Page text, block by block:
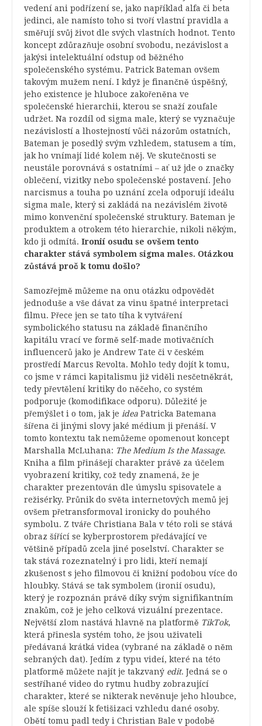
vedení ani podřízení se, jako například alfa či beta
jedinci, ale namísto toho si tvoří vlastní pravidla a
směřují svůj život dle svých vlastních hodnot. Tento
koncept zdůrazňuje osobní svobodu, nezávislost a
jakýsi intelektuální odstup od běžného
společenského systému. Patrick Bateman ovšem
takovým mužem není. I když je finančně úspěšný,
jeho existence je hluboce zakořeněna ve
společenské hierarchii, kterou se snaží zoufale
udržet. Na rozdíl od sigma male, který se vyznačuje
nezávislostí a lhostejností vůči názorům ostatních,
Bateman je posedlý svým vzhledem, statusem a tím,
jak ho vnímají lidé kolem něj. Ve skutečnosti se
neustále porovnává s ostatními – ať už jde o značky
oblečení, vizitky nebo společenské postavení. Jeho
narcismus a touha po uznání zcela odporují ideálu
sigma male, který si zakládá na nezávislém životě
mimo konvenční společenské struktury. Bateman je
produktem a otrokem této hierarchie, nikoli někým,
kdo ji odmítá. Ironií osudu se ovšem tento
charakter stává symbolem sigma males. Otázkou
zůstává proč k tomu došlo?
Samozřejmě můžeme na onu otázku odpovědět
jednoduše a vše dávat za vinu špatné interpretaci
filmu. Přece jen se tato tíha k vytváření
symbolického statusu na základě finančního
kapitálu vrací ve formě self-made motivačních
influencerů jako je Andrew Tate či v českém
prostředí Marcus Revolta. Mohlo tedy dojít k tomu,
co jsme v rámci kapitalismu již viděli nesčetněkrát,
tedy převtělení kritiky do něčeho, co systém
podporuje (komodifikace odporu). Důležité je
přemýšlet i o tom, jak je idea Patricka Batemana
šířena či jinými slovy jaké médium ji přenáší. V
tomto kontextu tak nemůžeme opomenout koncept
Marshalla McLuhana: The Medium Is the Massage.
Kniha a film přinášejí charakter právě za účelem
vyobrazení kritiky, což tedy znamená, že je
charakter prezentován dle úmyslu spisovatele a
režisérky. Průnik do světa internetových memů jej
ovšem přetransformoval ironicky do pouhého
symbolu. Z tváře Christiana Bala v této roli se stává
obraz šířící se kyberprostorem předávající ve
většině případů zcela jiné poselství. Charakter se
tak stává rozeznatelný i pro lidi, kteří nemají
zkušenost s jeho filmovou či knižní podobou více do
hloubky. Stává se tak symbolem (ironií osudu),
který je rozpoznán právě díky svým signifikantním
znakům, což je jeho celková vizuální prezentace.
Největší zlom nastává hlavně na platformě TikTok,
která přinesla systém toho, že jsou uživateli
předávaná krátká videa (vybrané na základě o něm
sebraných dat). Jedím z typu videí, které na této
platformě můžete najít je takzvaný edit. Jedná se o
sestříhané video do rytmu hudby zobrazující
charakter, které se nikterak nevěnuje jeho hloubce,
ale spíše slouží k fetišizaci vzhledu dané osoby.
Obětí tomu padl tedy i Christian Bale v podobě